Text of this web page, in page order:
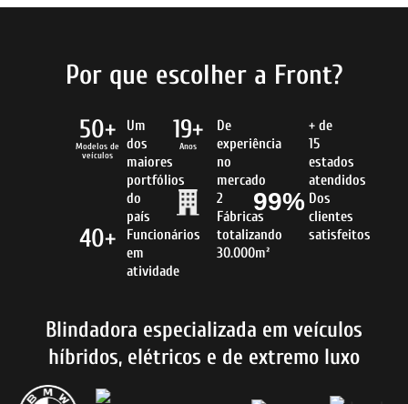
Por que escolher a Front?
50+
Modelos de
veículos
Um
dos
maiores
portfólios
do
país
40+
Funcionários
em
atividade
19+
Anos
De
experiência
no
mercado
2
Fábricas
totalizando
30.000m²
+ de
15
estados
atendidos
99% Dos
clientes
satisfeitos
Blindadora especializada em veículos
híbridos, elétricos e de extremo luxo